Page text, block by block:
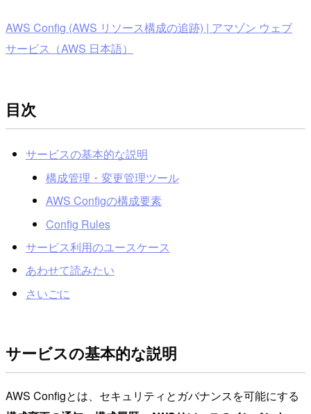
AWS Config (AWS リソース構成の追跡) | アマゾン ウェブ
サービス（AWS 日本語）
目次
サービスの基本的な説明
構成管理・変更管理ツール
AWS Configの構成要素
Config Rules
サービス利用のユースケース
あわせて読みたい
さいごに
サービスの基本的な説明
AWS Configとは、セキュリティとガバナンスを可能にする